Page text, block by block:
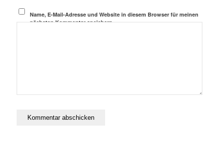
Name, E-Mail-Adresse und Website in diesem Browser für meinen
nächsten Kommentar speichern.